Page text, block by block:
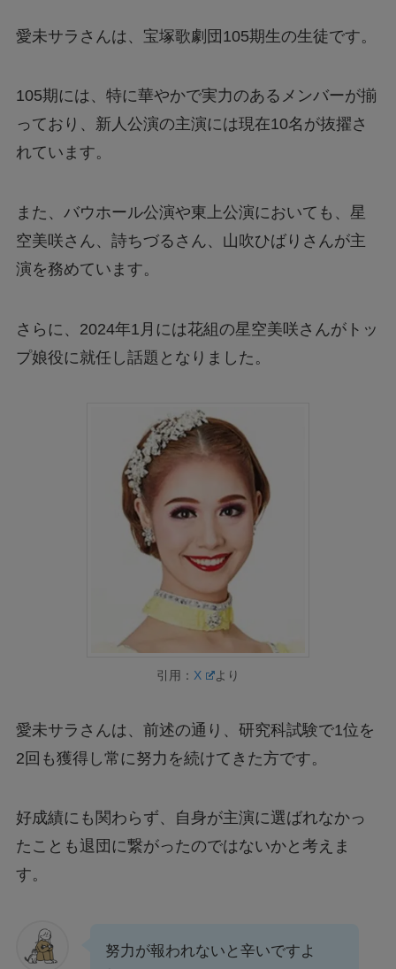
愛未サラさんは、宝塚歌劇団105期生の生徒です。
105期には、特に華やかで実力のあるメンバーが揃
っており、新人公演の主演には現在10名が抜擢さ
れています。
また、バウホール公演や東上公演においても、星
空美咲さん、詩ちづるさん、山吹ひばりさんが主
演を務めています。
さらに、2024年1月には花組の星空美咲さんがトッ
プ娘役に就任し話題となりました。
引用： X より
愛未サラさんは、前述の通り、研究科試験で1位を
2回も獲得し常に努力を続けてきた方です。
好成績にも関わらず、自身が主演に選ばれなかっ
たことも退団に繋がったのではないかと考えま
す。
努力が報われないと辛いですよ